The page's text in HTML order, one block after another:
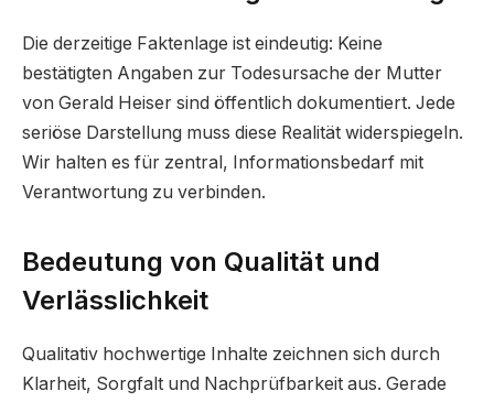
Die derzeitige Faktenlage ist eindeutig: Keine
bestätigten Angaben zur Todesursache der Mutter
von Gerald Heiser sind öffentlich dokumentiert. Jede
seriöse Darstellung muss diese Realität widerspiegeln.
Wir halten es für zentral, Informationsbedarf mit
Verantwortung zu verbinden.
Bedeutung von Qualität und
Verlässlichkeit
Qualitativ hochwertige Inhalte zeichnen sich durch
Klarheit, Sorgfalt und Nachprüfbarkeit aus. Gerade